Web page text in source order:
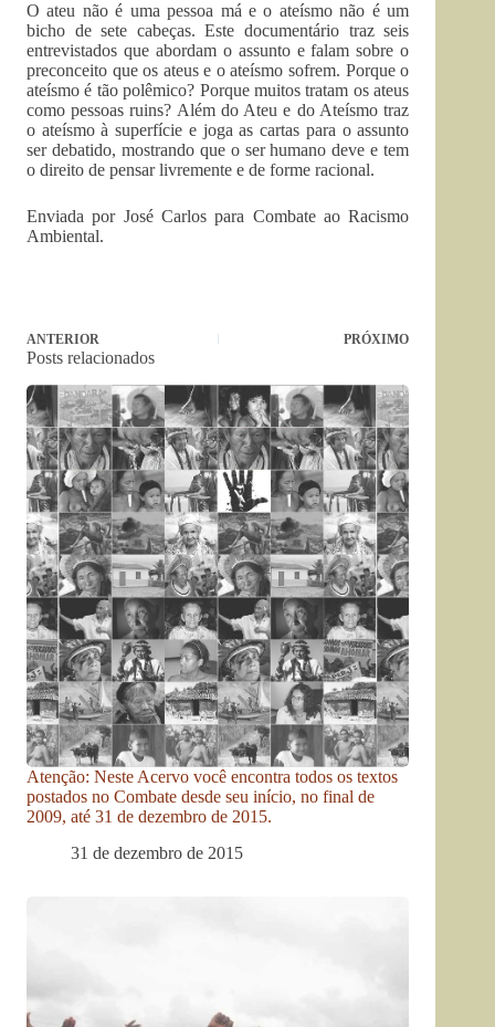
O ateu não é uma pessoa má e o ateísmo não é um
bicho de sete cabeças. Este documentário traz seis
entrevistados que abordam o assunto e falam sobre o
preconceito que os ateus e o ateísmo sofrem. Porque o
ateísmo é tão polêmico? Porque muitos tratam os ateus
como pessoas ruins? Além do Ateu e do Ateísmo traz
o ateísmo à superfície e joga as cartas para o assunto
ser debatido, mostrando que o ser humano deve e tem
o direito de pensar livremente e de forme racional.
Enviada por José Carlos para Combate ao Racismo
Ambiental.
ANTERIOR PRÓXIMO
Posts relacionados
Atenção: Neste Acervo você encontra todos os textos
postados no Combate desde seu início, no final de
2009, até 31 de dezembro de 2015.
31 de dezembro de 2015